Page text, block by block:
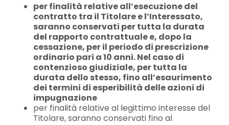
per finalità relative all’esecuzione del
contratto tra il Titolare e l’Interessato,
saranno conservati per tutta la durata
del rapporto contrattuale e, dopo la
cessazione, per il periodo di prescrizione
ordinario pari a 10 anni. Nel caso di
contenzioso giudiziale, per tutta la
durata dello stesso, fino all’esaurimento
dei termini di esperibilità delle azioni di
impugnazione
per finalità relative al legittimo interesse del
Titolare, saranno conservati fino al